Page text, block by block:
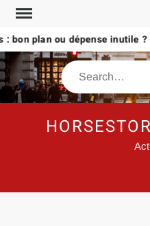
Skip
content
plan ou dépense inutile ?
Search